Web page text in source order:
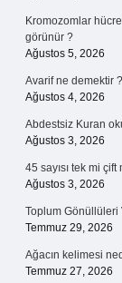
Kromozomlar
görünür ?
Ağustos 5, 2026
Avarif ne demektir ?
Ağustos 4, 2026
Abdestsiz Kuran
Ağustos 3, 2026
45 sayısı tek mi çift
Ağustos 3, 2026
Toplum Gönüllüleri
Temmuz 29, 2026
Ağacın kelimesi
Temmuz 27, 2026